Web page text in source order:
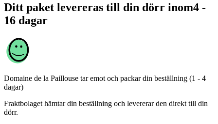
Ditt paket levereras till din dörr inom4 -
16 dagar
Domaine de la Paillouse tar emot och packar din beställning (1 - 4
dagar)
Fraktbolaget hämtar din beställning och levererar den direkt till din
dörr.